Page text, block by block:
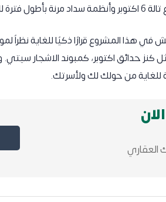
للسداد.
في هذا المشروع قرارًا ذكيًا للغاية
كنز حدائق اكتوبر، كمبوندالاشجار سيتي.
للغاية من حولك لك ولأسرتك.